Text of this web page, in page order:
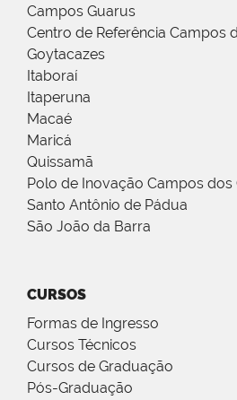
Campos Guarus
Centro de Referência Campos
Goytacazes
Itaboraí
Itaperuna
Macaé
Maricá
Quissamã
Polo de Inovação Campos dos
Santo Antônio de Pádua
São João da Barra
CURSOS
Formas de Ingresso
Cursos Técnicos
Cursos de Graduação
Pós-Graduação